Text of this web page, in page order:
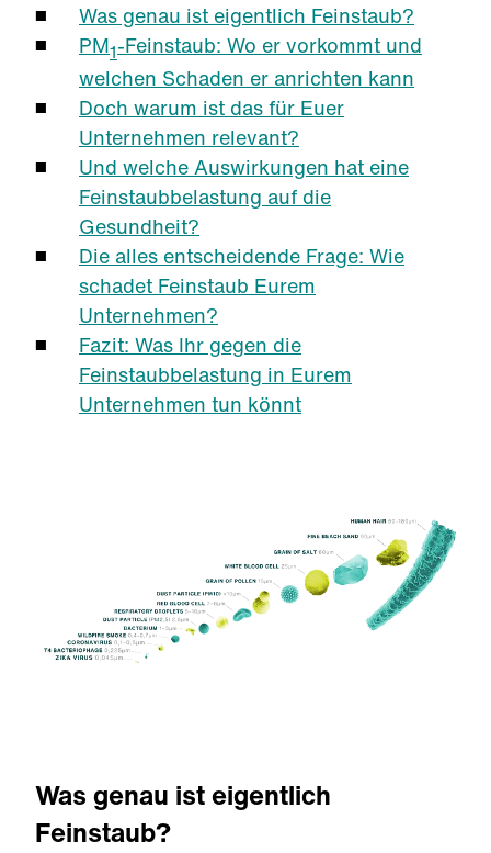
Was genau ist eigentlich Feinstaub?
PM1-Feinstaub: Wo er vorkommt und
welchen Schaden er anrichten kann
Doch warum ist das für Euer
Unternehmen relevant?
Und welche Auswirkungen hat eine
Feinstaubbelastung auf die
Gesundheit?
Die alles entscheidende Frage: Wie
schadet Feinstaub Eurem
Unternehmen?
Fazit: Was Ihr gegen die
Feinstaubbelastung in Eurem
Unternehmen tun könnt
Was genau ist eigentlich
Feinstaub?